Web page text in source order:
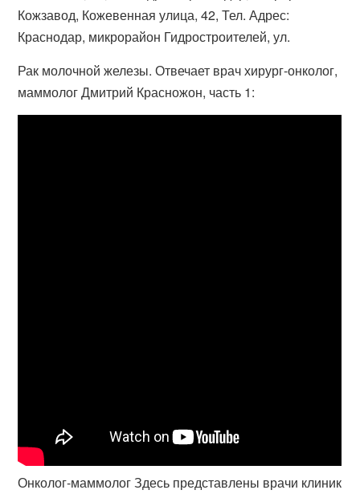
Кожзавод, Кожевенная улица, 42, Тел. Адрес:
Краснодар, микрорайон Гидростроителей, ул.
Рак молочной железы. Отвечает врач хирург-онколог,
маммолог Дмитрий Красножон, часть 1:
Онколог-маммолог Здесь представлены врачи клиник